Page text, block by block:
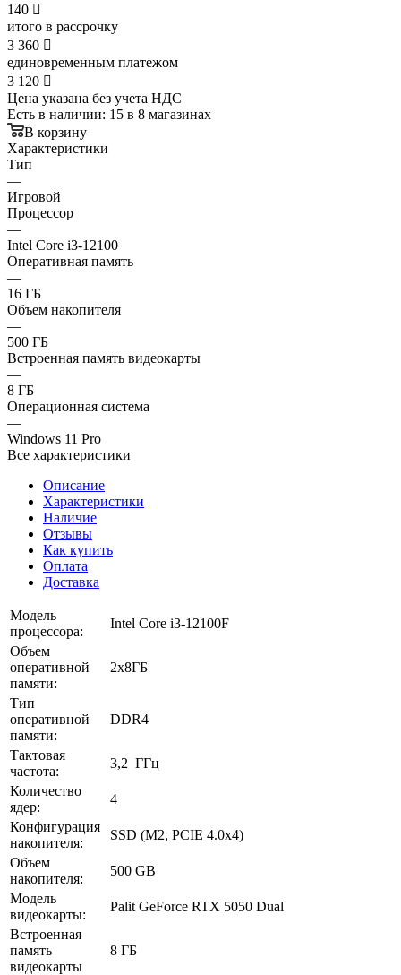
140 
итого в рассрочку
3 360 
единовременным платежом
3 120 
Цена указана без учета НДС
Есть в наличии: 15 в 8 магазинах
В корзину
Характеристики
Тип
—
Игровой
Процессор
—
Intel Core i3-12100
Оперативная память
—
16 ГБ
Объем накопителя
—
500 ГБ
Встроенная память видеокарты
—
8 ГБ
Операционная система
—
Windows 11 Pro
Все характеристики
Описание
Характеристики
Наличие
Отзывы
Как купить
Оплата
Доставка
Модель
процессора:
Intel Core i3-12100F
Объем
оперативной
памяти:
2x8ГБ
Тип
оперативной
памяти:
DDR4
Тактовая
частота:
3,2 ГГц
Количество
ядер:
4
Конфигурация
накопителя:
SSD (M2, PCIE 4.0x4)
Объем
накопителя:
500 GB
Модель
видеокарты:
Palit GeForce RTX 5050 Dual
Встроенная
память
видеокарты
8 ГБ